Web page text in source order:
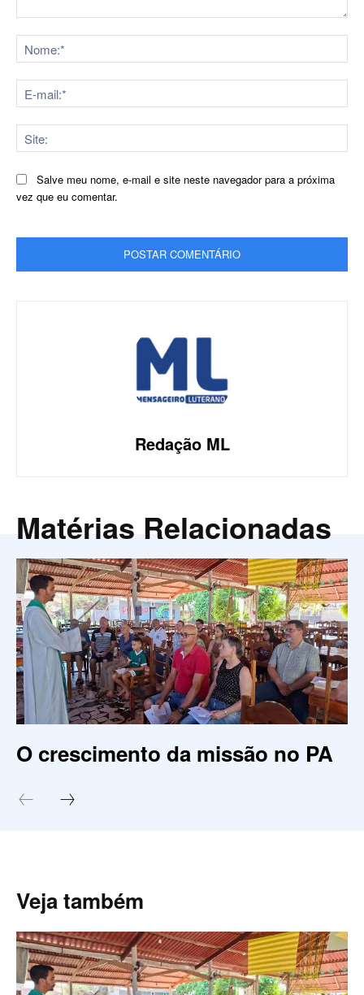
Salve meu nome, e-mail e site neste navegador para a próxima
vez que eu comentar.
Redação ML
Matérias Relacionadas
O crescimento da missão no PA
Veja também